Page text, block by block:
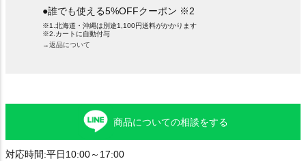
●誰でも使える5%OFFクーポン ※2
※1.北海道・沖縄は別途1,100円送料がかかります
※2.カートに自動付与
→返品について
商品についての相談をする
対応時間:平日10:00～17:00